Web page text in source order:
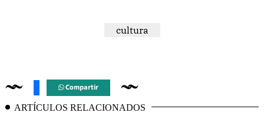
cultura
Compartir
ARTÍCULOS RELACIONADOS